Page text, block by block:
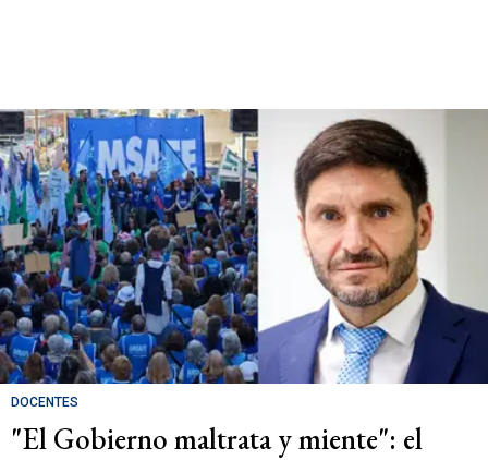
DOCENTES
"El Gobierno maltrata y miente": el